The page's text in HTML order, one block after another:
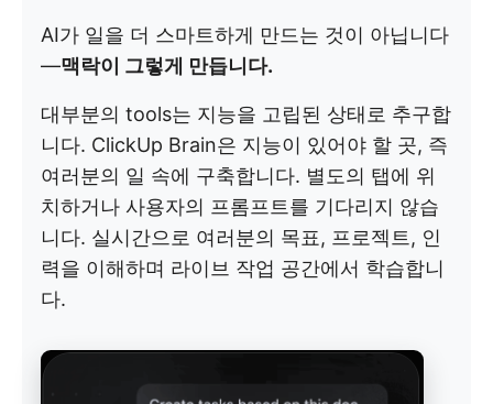
AI가 일을 더 스마트하게 만드는 것이 아닙니다
—맥락이 그렇게 만듭니다.
대부분의 tools는 지능을 고립된 상태로 추구합
니다. ClickUp Brain은 지능이 있어야 할 곳, 즉
여러분의 일 속에 구축합니다. 별도의 탭에 위
치하거나 사용자의 프롬프트를 기다리지 않습
니다. 실시간으로 여러분의 목표, 프로젝트, 인
력을 이해하며 라이브 작업 공간에서 학습합니
다.